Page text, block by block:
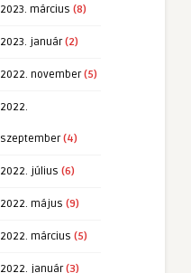
2023. március (8)
2023. január(2)
2022. november(5)
2022.
szeptember(4)
2022. július (6)
2022. május (9)
2022. március (5)
2022. január(3)